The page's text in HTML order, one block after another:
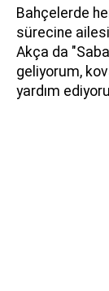
Bahçelerde
sürecine
Akça da
geliyorum,
yardım